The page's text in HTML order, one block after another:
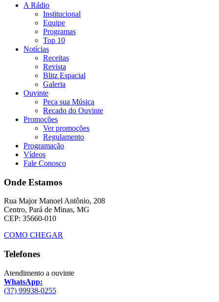
A Rádio
Institucional
Equipe
Programas
Top 10
Notícias
Receitas
Revista
Blitz Espacial
Galeria
Ouvinte
Peça sua Música
Recado do Ouvinte
Promoções
Ver promoções
Regulamento
Programação
Vídeos
Fale Conosco
Onde Estamos
Rua Major Manoel Antônio, 208
Centro, Pará de Minas, MG
CEP: 35660-010
COMO CHEGAR
Telefones
Atendimento a ouvinte
WhatsApp:
(37) 99938-0255